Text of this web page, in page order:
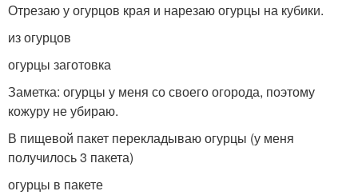
Отрезаю у огурцов края и нарезаю огурцы на кубики.
из огурцов
огурцы заготовка
Заметка: огурцы у меня со своего огорода, поэтому
кожуру не убираю.
В пищевой пакет перекладываю огурцы (у меня
получилось 3 пакета)
огурцы в пакете